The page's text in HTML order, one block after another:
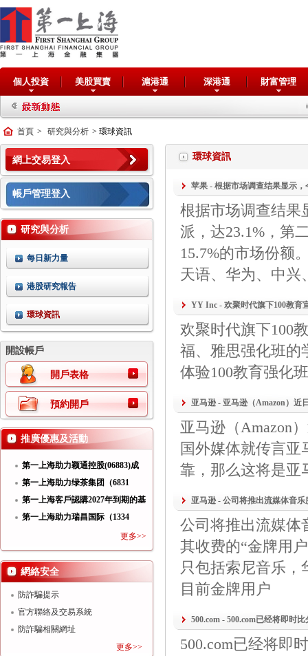
個人投資 美股買賣 滬港通 深港通 財富管理
首頁 > 研究與分析 > 環球資訊
網上交易登入
帳戶管理登入
研究與分析
每日新力量
港股研究報告
環球資訊
開設帳戶
開戶表格
預約開戶
推廣優惠及活動
第一上海助力颖通控股(06883)成
功
第一上海助力绿茶集团（6831
HK）
第一上海客戶認購2027年到期的基
第一上海助力瑞昌国际（1334
更多>>
網絡安全
防詐騙提示
官方聯絡及交易系統
防詐騙相關網址
更多>>
環球資訊
苹果 - 根据市场调查结果显示，
根据市场调查结果
派，达23.1%，第
15.7%的市场份额
天语、华为、中兴
YY Inc - 欢聚时代旗下100教育
欢聚时代旗下100
福、雅思强化班的
体验100教育强化
亚马逊 - 亚马逊（Amazon）近
亚马逊（Amazon
国外媒体就传言
靠，那么这将是亚
亚马逊 - 公司将推出流媒体音乐
公司将推出流媒体
其收费的“金牌用
只包括索尼音乐，
目前金牌用户
500.com - 500.com已经将即时
500.com已经将即